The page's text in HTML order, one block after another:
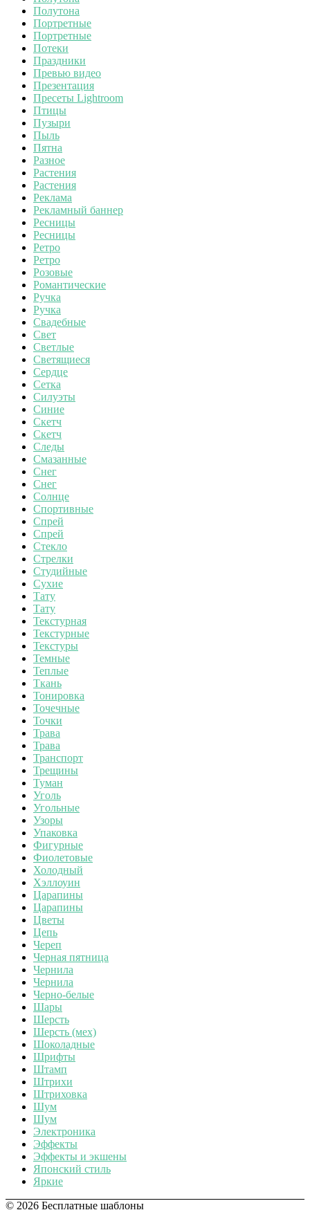
Полутона
Портретные
Портретные
Потеки
Праздники
Превью видео
Презентация
Пресеты Lightroom
Птицы
Пузыри
Пыль
Пятна
Разное
Растения
Растения
Реклама
Рекламный баннер
Ресницы
Ресницы
Ретро
Ретро
Розовые
Романтические
Ручка
Ручка
Свадебные
Свет
Светлые
Светящиеся
Сердце
Сетка
Силуэты
Синие
Скетч
Скетч
Следы
Смазанные
Снег
Снег
Солнце
Спортивные
Спрей
Спрей
Стекло
Стрелки
Студийные
Сухие
Тату
Тату
Текстурная
Текстурные
Текстуры
Темные
Теплые
Ткань
Тонировка
Точечные
Точки
Трава
Трава
Транспорт
Трещины
Туман
Уголь
Угольные
Узоры
Упаковка
Фигурные
Фиолетовые
Холодный
Хэллоуин
Царапины
Царапины
Цветы
Цепь
Череп
Черная пятница
Чернила
Чернила
Черно-белые
Шары
Шерсть
Шерсть (мех)
Шоколадные
Шрифты
Штамп
Штрихи
Штриховка
Шум
Шум
Электроника
Эффекты
Эффекты и экшены
Японский стиль
Яркие
© 2026 Бесплатные шаблоны